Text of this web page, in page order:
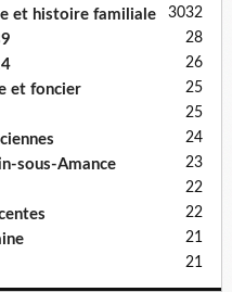
32
et histoire familiale 30
28
26
et foncier 25
25
24
sous-Amance 23
22
22
21
21